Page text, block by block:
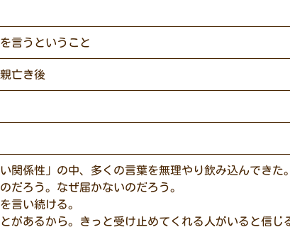
言うということ
亡き後
関係性」の中、多くの言葉を無理やり飲み込んできた
だろう。なぜ届かないのだろう。
言い続ける。
があるから。きっと受け止めてくれる人がいると信